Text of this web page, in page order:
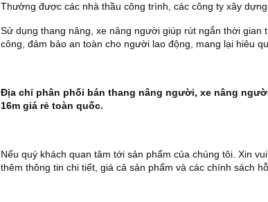
Thường được các nhà thầu công trình, các công ty xây dựng
Sử dụng thang nâng, xe nâng người giúp rút ngắn thời gian
công, đảm bảo an toàn cho người lao động, mang lại hiêu
Địa chỉ phân phối bán thang nâng người, xe nâng người
16m giá rẻ toàn quốc.
Nếu quý khách quan tâm tới sản phẩm của chúng tôi. Xin
thêm thông tin chi tiết, giá cả sản phẩm và các chính sách